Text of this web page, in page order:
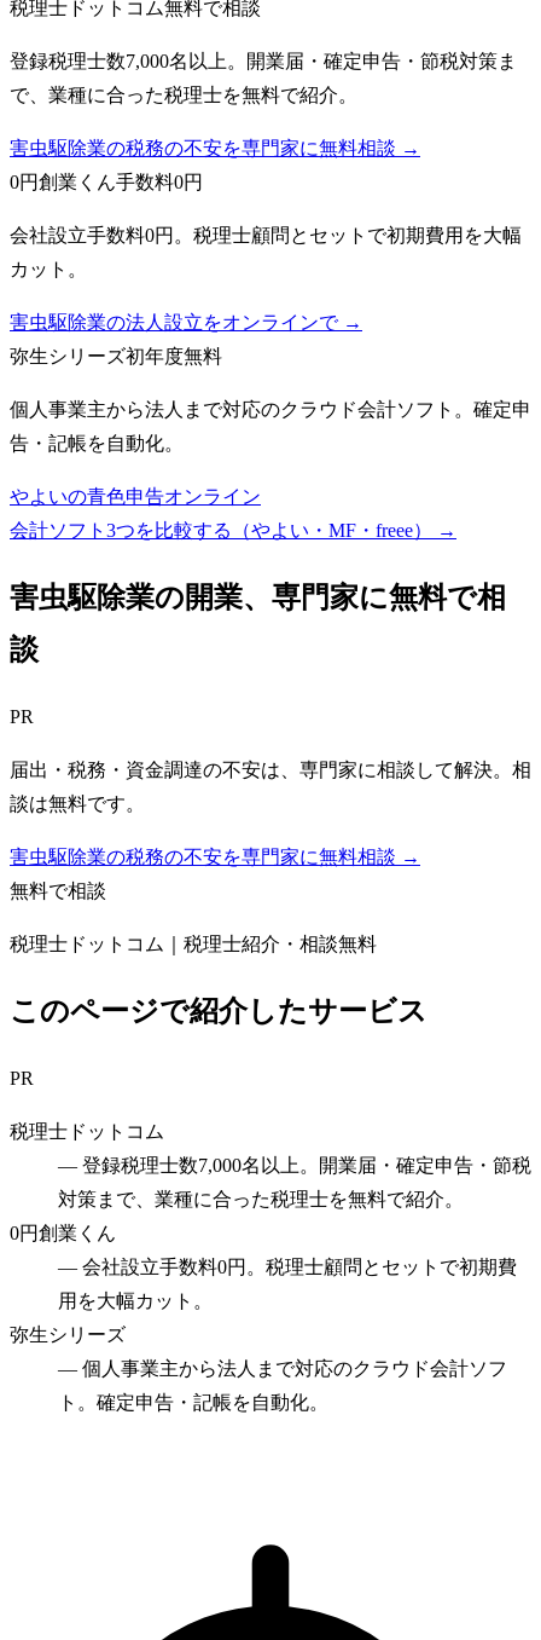
税理士ドットコム無料で相談
登録税理士数7,000名以上。開業届・確定申告・節税対策ま
で、業種に合った税理士を無料で紹介。
害虫駆除業の税務の不安を専門家に無料相談 →
0円創業くん手数料0円
会社設立手数料0円。税理士顧問とセットで初期費用を大幅
カット。
害虫駆除業の法人設立をオンラインで →
弥生シリーズ初年度無料
個人事業主から法人まで対応のクラウド会計ソフト。確定申
告・記帳を自動化。
やよいの青色申告オンライン
会計ソフト3つを比較する（やよい・MF・freee）
→
害虫駆除業の開業、専門家に無料で相
談
PR
届出・税務・資金調達の不安は、専門家に相談して解決。相
談は無料です。
害虫駆除業の税務の不安を専門家に無料相談 →
無料で相談
税理士ドットコム｜税理士紹介・相談無料
このページで紹介したサービス
PR
税理士ドットコム
— 登録税理士数7,000名以上。開業届・確定申告・節税
対策まで、業種に合った税理士を無料で紹介。
0円創業くん
— 会社設立手数料0円。税理士顧問とセットで初期費
用を大幅カット。
弥生シリーズ
— 個人事業主から法人まで対応のクラウド会計ソフ
ト。確定申告・記帳を自動化。